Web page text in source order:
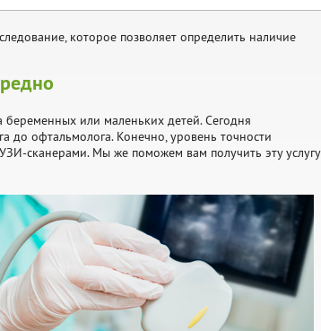
которое позволяет определить наличие
беременных или маленьких детей. Сегодня
до офтальмолога. Конечно, уровень точности
сканерами. Мы же поможем вам получить эту услугу